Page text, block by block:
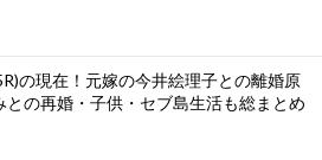
の現在！元嫁の今井絵理子との離婚原
との再婚・子供・セブ島生活も総まとめ